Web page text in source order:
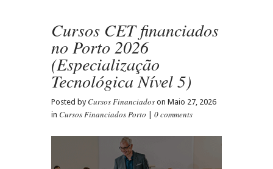
Cursos CET financiados
no Porto 2026
(Especialização
Tecnológica Nível 5)
Posted by Cursos Financiados on Maio 27, 2026
in Cursos Financiados Porto 0 comments